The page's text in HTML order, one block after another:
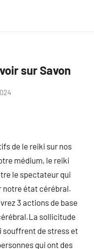
sur Savon
de le reiki sur nos
médium, le reiki
le spectateur qui
notre état cérébral.
3 actions de base
sollicitude
souffrent de stress et
qui ont des